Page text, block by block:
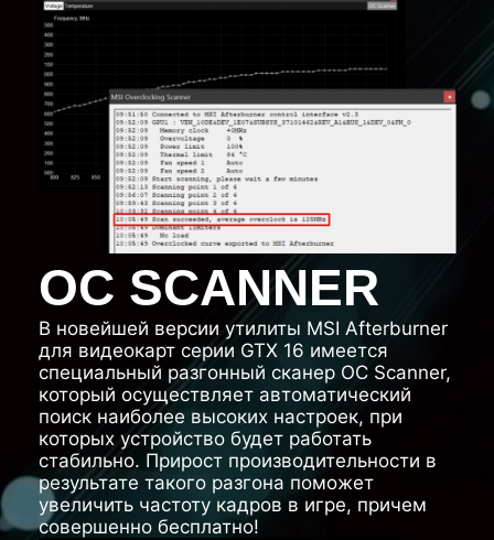
OC SCANNER
В новейшей версии утилиты MSI Afterburner
для видеокарт серии GTX 16 имеется
специальный разгонный сканер OC Scanner,
который осуществляет автоматический
поиск наиболее высоких настроек, при
которых устройство будет работать
стабильно. Прирост производительности в
результате такого разгона поможет
увеличить частоту кадров в игре, причем
совершенно бесплатно!